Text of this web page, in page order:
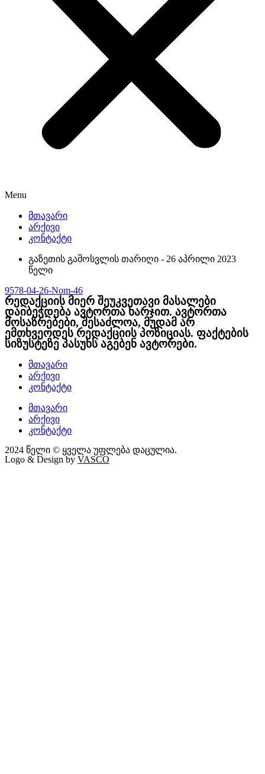
Menu
მთავარი
არქივი
კონტაქტი
გაზეთის გამოსვლის თარიღი - 26 აპრილი 2023
წელი
9578-04-26-Nom-46
რედაქციის მიერ შეუკვეთავი მასალები
დაიბეჭდება ავტორთა ხარჯით. ავტორთა
მოსაზრებები, შესაძლოა, მუდამ არ
ემთხვეოდეს რედაქციის პოზიციას. ფაქტების
სიზუსტეზე პასუხს აგებენ ავტორები.
მთავარი
არქივი
კონტაქტი
მთავარი
არქივი
კონტაქტი
2024 წელი © ყველა უფლება დაცულია.
Logo & Design by VASCO